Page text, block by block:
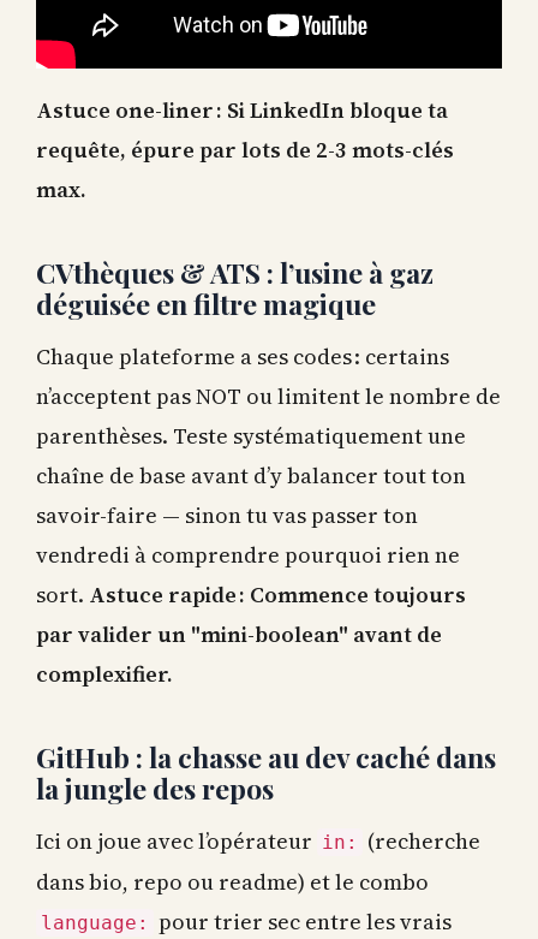
Astuce one-liner : Si LinkedIn bloque ta
requête, épure par lots de 2-3 mots-clés
max.
CVthèques & ATS : l’usine à gaz
déguisée en filtre magique
Chaque plateforme a ses codes : certains
n’acceptent pas NOT ou limitent le nombre de
parenthèses. Teste systématiquement une
chaîne de base avant d’y balancer tout ton
savoir-faire — sinon tu vas passer ton
vendredi à comprendre pourquoi rien ne
sort. Astuce rapide : Commence toujours
par valider un "mini-boolean" avant de
complexifier.
GitHub : la chasse au dev caché dans
la jungle des repos
Ici on joue avec l’opérateur in:
(recherche
dans bio, repo ou readme) et le combo
language:
pour trier sec entre les vrais